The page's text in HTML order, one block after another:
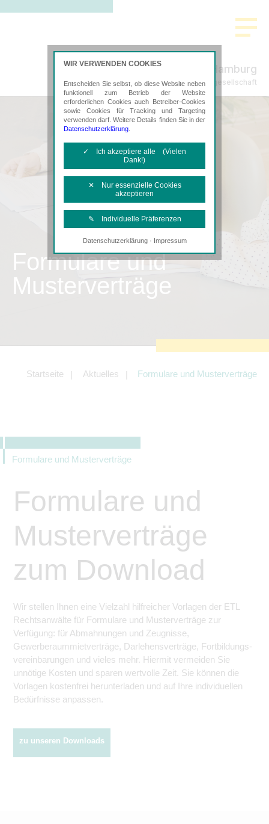
International Hamburg
Steuerberatungsgesellschaft
Formulare und
Musterverträge
Startseite Aktuelles Formulare und Musterverträge
Formulare und Musterverträge
Formulare und
Musterverträge
zum Download
Wir stellen Ihnen eine Vielzahl hilfreicher Vorlagen der ETL
Rechtsanwälte für Formulare und Musterverträge zur
Verfügung: für Abmahnungen und Zeugnisse,
Gewerberaummietverträge, Darlehens­verträge, Fortbildungs­
vereinbarungen und vieles mehr. Hiermit vermeiden Sie
unnötige Kosten und sparen wertvolle Zeit. Sie können die
Vorlagen kostenfrei herunterladen und auf Ihre individuellen
Bedürfnisse anpassen.
zu unseren Downloads
WIR VERWENDEN COOKIES
Entscheiden Sie selbst, ob diese Website neben
funktionell zum Betrieb der Website
erforderlichen Cookies auch Betreiber-Cookies
sowie Cookies für Tracking und Targeting
verwenden darf. Weitere Details finden Sie in der
Datenschutzerklärung
✓ Ich akzeptiere alle (Vielen
Dank!)
✕ Nur essenzielle Cookies
akzeptieren
✎ Individuelle Präferenzen
Notwendige Cookies
Diese Cookies sind erforderlich, um die
Tracking- und Targeting-Cookies
Angebotes einschließlich der
Angeboten von z.B. Facebook und
LinkedIn.
können.
Datenschutzerklärung· Impressum